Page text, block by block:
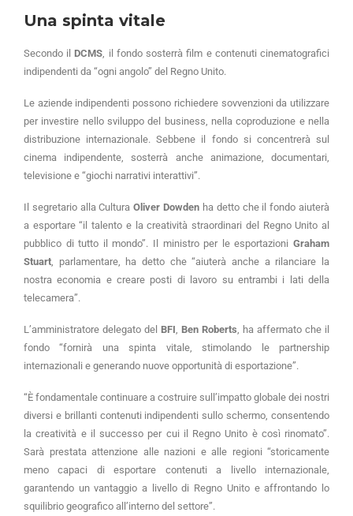
Una spinta vitale
Secondo il DCMS , il fondo sosterrà film e contenuti cinematografici
indipendenti da “ogni angolo” del Regno Unito.
Le aziende indipendenti possono richiedere sovvenzioni da utilizzare
per investire nello sviluppo del business, nella coproduzione e nella
distribuzione internazionale. Sebbene il fondo si concentrerà sul
cinema indipendente, sosterrà anche animazione, documentari,
televisione e “giochi narrativi interattivi”.
Il segretario alla CulturaOliver Dowden ha detto che il fondo aiuterà
a esportare “il talento e la creatività straordinari del Regno Unito al
pubblico di tutto il mondo”. Il ministro per le esportazioni Graham
Stuart , parlamentare, ha detto che “aiuterà anche a rilanciare la
nostra economia e creare posti di lavoro su entrambi i lati della
telecamera”.
L’amministratore delegato del BFI Ben Roberts , ha affermato che il
fondo “fornirà una spinta vitale, stimolando le partnership
internazionali e generando nuove opportunità di esportazione”.
“È fondamentale continuare a costruire sull’impatto globale dei nostri
diversi e brillanti contenuti indipendenti sullo schermo, consentendo
la creatività e il successo per cui il Regno Unito è così rinomato”.
Sarà prestata attenzione alle nazioni e alle regioni “storicamente
meno capaci di esportare contenuti a livello internazionale,
garantendo un vantaggio a livello di Regno Unito e affrontando lo
squilibrio geografico all’interno del settore”.